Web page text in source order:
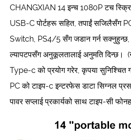
CHANGXIAN 14 इन्च 1080P टच
USB-C पोर्टहरू सहित, तपाईं सजिलैसँग
Switch, PS4/5 सँग जडान गर्न सक्नुहुन्छ,
ल्यापटपसँग अनुकूलतालाई अनुमति दिन्छ।
Type-c को प्रयोग गरेर, कृपया सुनिश्चित
PC को टाइप-c इन्टरफेस डाटा सिग्नल
पावर सप्लाई प्रकार्यको साथ टाइप-सी